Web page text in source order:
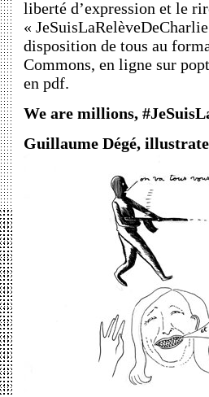
liberté d’expression et le
«
disposition de tous au
Commons, en ligne sur
en pdf.
We are millions,
Guillaume Dégé,